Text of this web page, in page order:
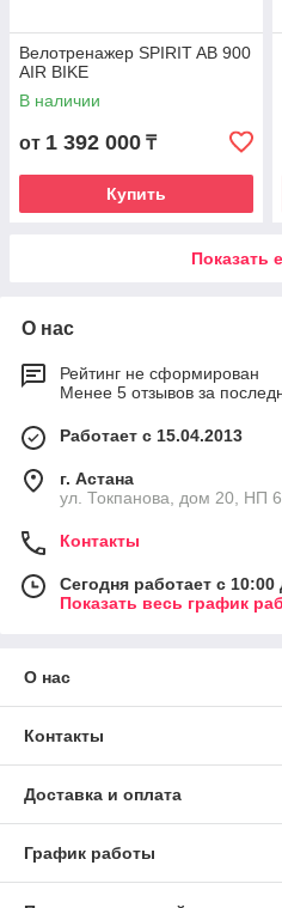
Велотренажер SPIRIT AB 900
AIR BIKE
В наличии
от 1 392 000 ₸
Купить
Показать
О нас
Рейтинг не сформирован
Менее 5 отзывов за
Работает с 15.04.2013
г. Астана
ул. Токпанова, дом 20, НП
Контакты
Сегодня работает с 10:00
Показать весь график
О нас
Контакты
Доставка и оплата
График работы